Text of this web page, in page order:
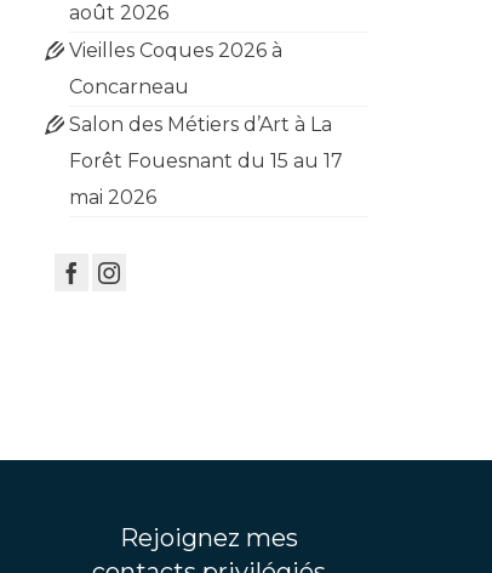
août 2026
Vieilles Coques 2026 à
Concarneau
Salon des Métiers d’Art à La
Forêt Fouesnant du 15 au 17
mai 2026
Rejoignez mes